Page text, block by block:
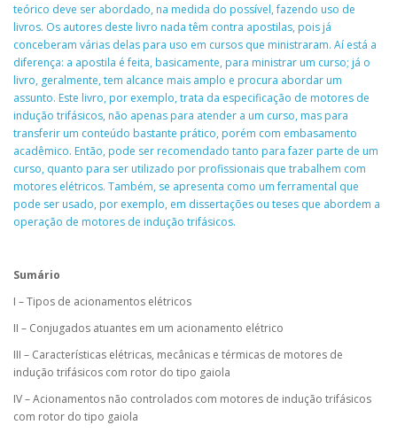
teórico deve ser abordado, na medida do possível, fazendo uso de
livros. Os autores deste livro nada têm contra apostilas, pois já
conceberam várias delas para uso em cursos que ministraram. Aí está a
diferença: a apostila é feita, basicamente, para ministrar um curso; já o
livro, geralmente, tem alcance mais amplo e procura abordar um
assunto. Este livro, por exemplo, trata da especificação de motores de
indução trifásicos, não apenas para atender a um curso, mas para
transferir um conteúdo bastante prático, porém com embasamento
acadêmico. Então, pode ser recomendado tanto para fazer parte de um
curso, quanto para ser utilizado por profissionais que trabalhem com
motores elétricos. Também, se apresenta como um ferramental que
pode ser usado, por exemplo, em dissertações ou teses que abordem a
operação de motores de indução trifásicos.
Sumário
I – Tipos de acionamentos elétricos
II – Conjugados atuantes em um acionamento elétrico
III – Características elétricas, mecânicas e térmicas de motores de
indução trifásicos com rotor do tipo gaiola
IV – Acionamentos não controlados com motores de indução trifásicos
com rotor do tipo gaiola